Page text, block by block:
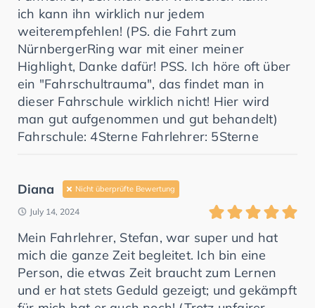
ich kann ihn wirklich nur jedem
weiterempfehlen! (PS. die Fahrt zum
NürnbergerRing war mit einer meiner
Highlight, Danke dafür! PSS. Ich höre oft über
ein "Fahrschultrauma", das findet man in
dieser Fahrschule wirklich nicht! Hier wird
man gut aufgenommen und gut behandelt)
Fahrschule: 4Sterne Fahrlehrer: 5Sterne
Diana Nicht überprüfte Bewertung
July 14, 2024
Mein Fahrlehrer, Stefan, war super und hat
mich die ganze Zeit begleitet. Ich bin eine
Person, die etwas Zeit braucht zum Lernen
und er hat stets Geduld gezeigt; und gekämpft